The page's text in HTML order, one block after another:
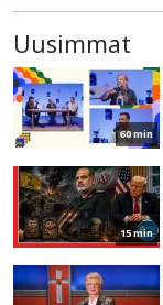
Uusimmat
60 min
15 min